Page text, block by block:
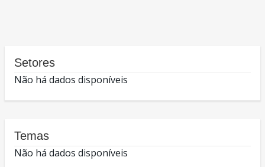
Setores
Não há dados disponíveis
Temas
Não há dados disponíveis